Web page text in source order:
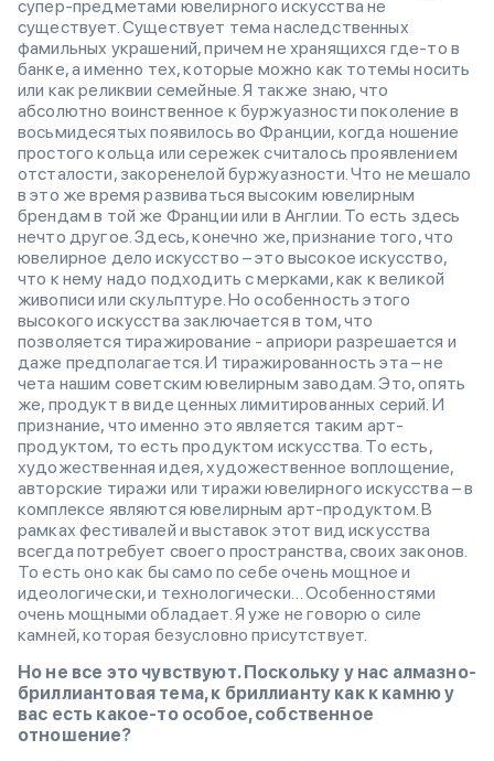
супер-предметами ювелирного искусства не
существует. Существует тема наследственных
фамильных украшений, причем не хранящихся где-то в
банке, а именно тех, которые можно как тотемы носить
или как реликвии семейные. Я также знаю, что
абсолютно воинственное к буржуазности поколение в
восьмидесятых появилось во Франции, когда ношение
простого кольца или сережек считалось проявлением
отсталости, закоренелой буржуазности. Что не мешало
в это же время развиваться высоким ювелирным
брендам в той же Франции или в Англии. То есть здесь
нечто другое. Здесь, конечно же, признание того, что
ювелирное дело искусство – это высокое искусство,
что к нему надо подходить с мерками, как к великой
живописи или скульптуре. Но особенность этого
высокого искусства заключается в том, что
позволяется тиражирование - априори разрешается и
даже предполагается. И тиражированность эта – не
чета нашим советским ювелирным заводам. Это, опять
же, продукт в виде ценных лимитированных серий. И
признание, что именно это является таким арт-
продуктом, то есть продуктом искусства. То есть,
художественная идея, художественное воплощение,
авторские тиражи или тиражи ювелирного искусства – в
комплексе являются ювелирным арт-продуктом. В
рамках фестивалей и выставок этот вид искусства
всегда потребует своего пространства, своих законов.
То есть оно как бы само по себе очень мощное и
идеологически, и технологически… Особенностями
очень мощными обладает. Я уже не говорю о силе
камней, которая безусловно присутствует.
Но не все это чувствуют. Поскольку у нас алмазно-
бриллиантовая тема, к бриллианту как к камню у
вас есть какое-то особое, собственное
отношение?